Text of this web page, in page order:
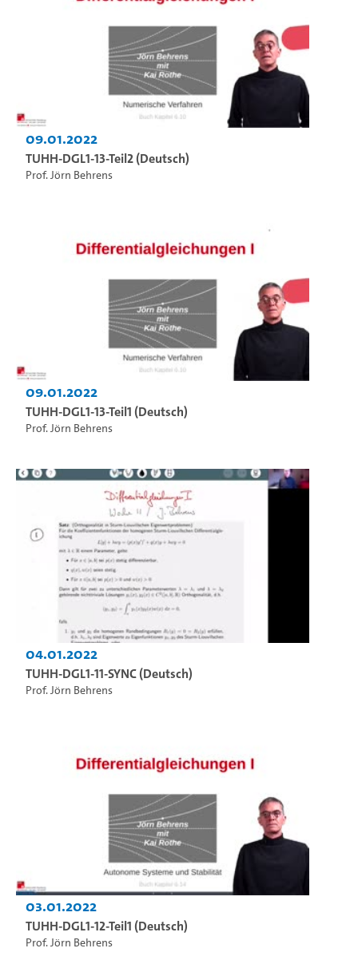
09.01.2022
TUHH-DGL1-13-Teil2 (Deutsch)
Prof. Jörn Behrens
09.01.2022
TUHH-DGL1-13-Teil1 (Deutsch)
Prof. Jörn Behrens
04.01.2022
TUHH-DGL1-11-SYNC (Deutsch)
Prof. Jörn Behrens
03.01.2022
TUHH-DGL1-12-Teil1 (Deutsch)
Prof. Jörn Behrens